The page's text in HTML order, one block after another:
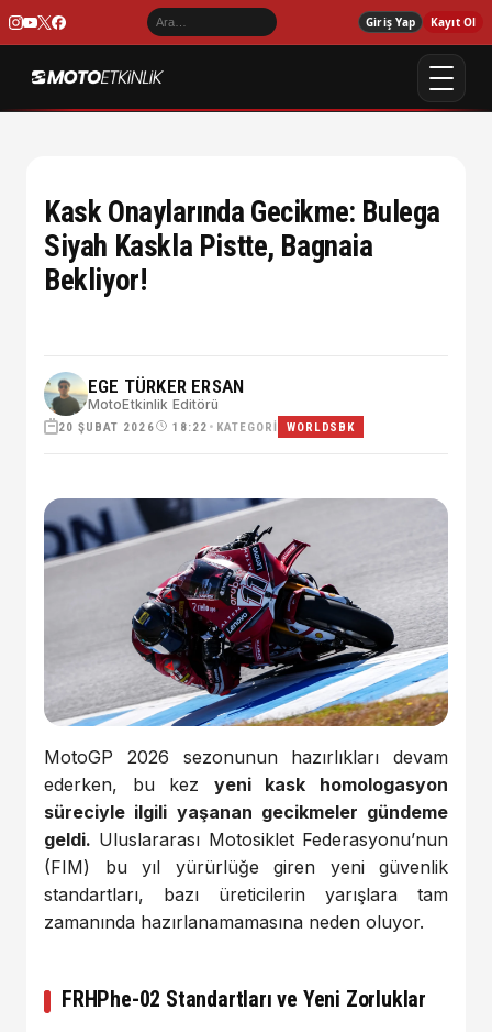
Giriş Yap Kayıt Ol
Kask Onaylarında Gecikme: Bulega
Siyah Kaskla Pistte, Bagnaia
Bekliyor!
EGE TÜRKER ERSAN
MotoEtkinlik Editörü
20 ŞUBAT 2026 18:22 • KATEGORI WORLDSBK
MotoGP 2026 sezonunun hazırlıkları devam
ederken, bu kez yeni kask homologasyon
süreciyle ilgili yaşanan gecikmeler gündeme
geldi. Uluslararası Motosiklet Federasyonu’nun
(FIM) bu yıl yürürlüğe giren yeni güvenlik
standartları, bazı üreticilerin yarışlara tam
zamanında hazırlanamamasına neden oluyor.
FRHPhe-02 Standartları ve Yeni Zorluklar